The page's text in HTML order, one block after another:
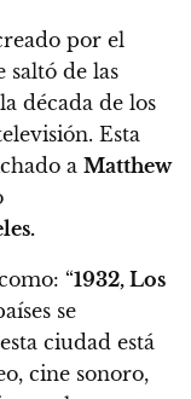
por el
saltó de las
década de los
Esta
a Matthew
“1932, Los
se
ciudad está
cine sonoro,